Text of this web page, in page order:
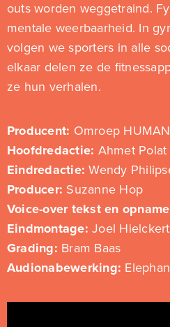
outs worden weggetraind.
mentale weerbaarheid. In
volgen we sporters in alle
elkaar delen ze de
ze hun verhalen.
Producent: Omroep HUMAN
Hoofdredactie: Ahmet Polat
Eindredactie: Wendy
Producer: Suzanne Hop
Voice-over tekst en
Eindmontage: Joel Hielckert
Grading: Bram Baas
Audionabewerking: